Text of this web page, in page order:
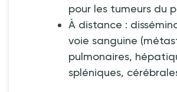
pour les tumeurs du
À distance :
voie sanguine
pulmonaires,
spléniques,